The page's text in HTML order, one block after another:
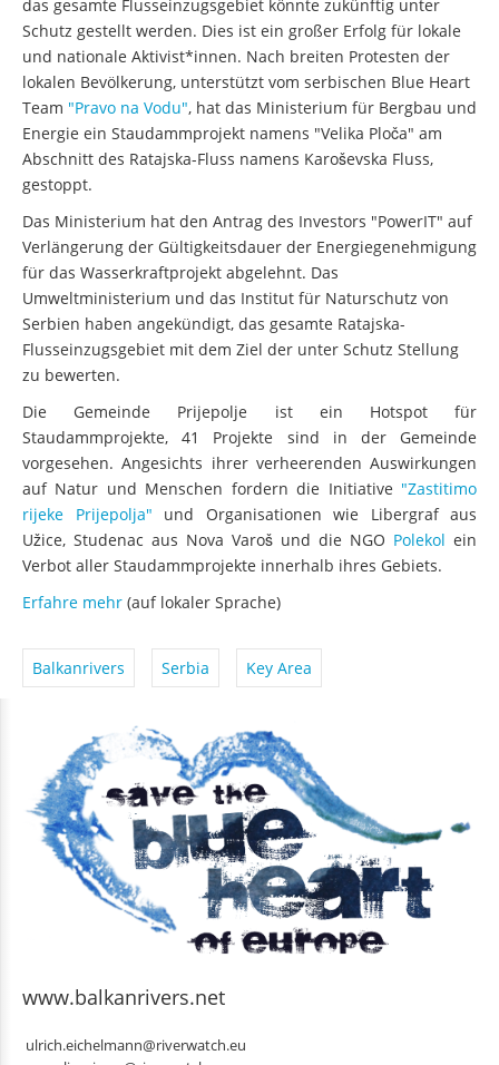
das gesamte Flusseinzugsgebiet könnte zukünftig unter
Schutz gestellt werden. Dies ist ein großer Erfolg für lokale
und nationale Aktivist*innen. Nach breiten Protesten der
lokalen Bevölkerung, unterstützt vom serbischen Blue Heart
Team "Pravo na Vodu", hat das Ministerium für Bergbau und
Energie ein Staudammprojekt namens "Velika Ploča" am
Abschnitt des Ratajska-Fluss namens Karoševska Fluss,
gestoppt.
Das Ministerium hat den Antrag des Investors "PowerIT" auf
Verlängerung der Gültigkeitsdauer der Energiegenehmigung
für das Wasserkraftprojekt abgelehnt. Das
Umweltministerium und das Institut für Naturschutz von
Serbien haben angekündigt, das gesamte Ratajska-
Flusseinzugsgebiet mit dem Ziel der unter Schutz Stellung
zu bewerten.
Die Gemeinde Prijepolje ist ein Hotspot für
Staudammprojekte, 41 Projekte sind in der Gemeinde
vorgesehen. Angesichts ihrer verheerenden Auswirkungen
auf Natur und Menschen fordern die Initiative "Zastitimo
rijeke Prijepolja" und Organisationen wie Libergraf aus
Užice, Studenac aus Nova Varoš und die NGO Polekol ein
Verbot aller Staudammprojekte innerhalb ihres Gebiets.
Erfahre mehr (auf lokaler Sprache)
Balkanrivers Serbia Key Area
www.balkanrivers.net
ulrich.eichelmann@riverwatch.eu